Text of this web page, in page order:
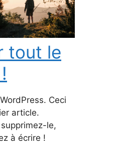
tout le
Ceci
article.
le,
à écrire !